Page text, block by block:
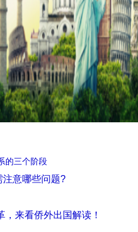
的三个阶段
注意哪些问题?
来看侨外出国解读！